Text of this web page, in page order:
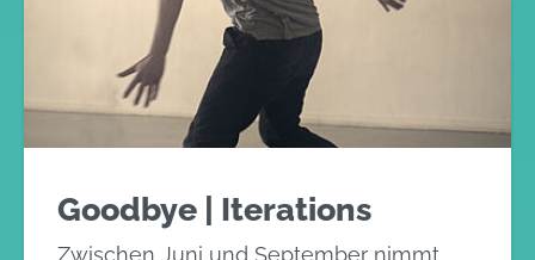
Goodbye | Iterations
Zwischen Juni und September nimmt